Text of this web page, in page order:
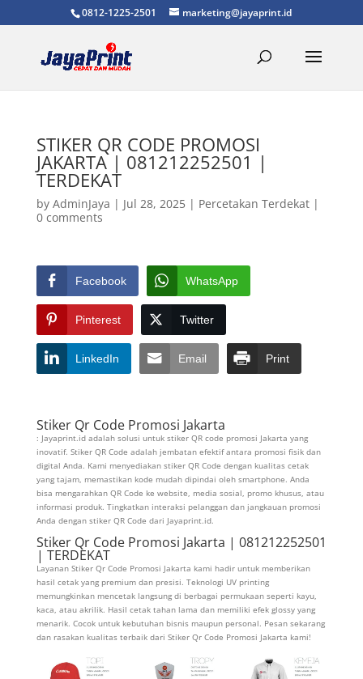
0812-1225-2501 marketing@jayaprint.id
STIKER QR CODE PROMOSI
JAKARTA | 081212252501 |
TERDEKAT
by AdminJaya | Jul 28, 2025| Percetakan Terdekat|
0 comments
Facebook WhatsApp
Pinterest Twitter
LinkedIn Email Print
Stiker Qr Code Promosi Jakarta
: Jayaprint.id adalah solusi untuk stiker QR code promosi Jakarta yang
inovatif. Stiker QR Code adalah jembatan efektif antara promosi fisik dan
digital Anda. Kami menyediakan stiker QR Code dengan kualitas cetak
yang tajam, memastikan kode mudah dipindai oleh smartphone. Anda
bisa mengarahkan QR Code ke website, media sosial, promo khusus, atau
informasi produk. Tingkatkan interaksi pelanggan dan jangkauan promosi
Anda dengan stiker QR Code dari Jayaprint.id.
Stiker Qr Code Promosi Jakarta | 081212252501
| TERDEKAT
Layanan Stiker Qr Code Promosi Jakarta kami hadir untuk memberikan
hasil cetak yang premium dan presisi. Teknologi UV printing
memungkinkan mencetak langsung di berbagai permukaan seperti kayu,
kaca, atau akrilik. Hasil cetak tahan lama dan memiliki efek glossy yang
menarik. Cocok untuk kebutuhan bisnis maupun personal. Pesan sekarang
dan rasakan kualitas terbaik dari Stiker Qr Code Promosi Jakarta kami!